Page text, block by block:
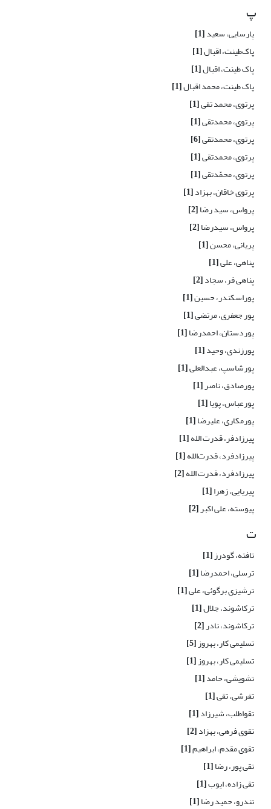
پ
پارسایی، سعید[1]
پاک‌طینت، ‌اقبال[1]
پاک طینت، اقبال[1]
پاک طینت، محمد اقبال[1]
پرتوی، محمد تقی[1]
پرتوی، محمدتقی[1]
پرتوی، محمدتقی[6]
پرتوی، محمدتقی[1]
پرتوی، محمّدتقی[1]
پرتوی خاقان، بهزاد[1]
پرواس، سید رضا[2]
پرواس، سیدرضا[2]
پریانی، محسن[1]
پناهی، علی[1]
پناهی فر، سجاد[2]
پوراسکندر، حسین[1]
پور جعفری، مرتضی[1]
پوردستان، احمدرضا[1]
پورزندی، وحید[1]
پورشاسپ، عبدالعلی[1]
پورصادق، ناصر[1]
پورعباس، پویا[1]
پورمکاری، علیرضا[1]
پیرزادفر، قدرت الله[1]
پیرزادفرد، قدرت‌الله[1]
پیرزادفرد، قدرت الله[2]
پیریایی، زهرا[1]
پیوسته، علی اکبر[2]
ت
تافته، گودرز[1]
ترسلی، احمدرضا[1]
ترشیزی برگوئی، علی[1]
ترکاشوند، جلال[1]
ترکاشوند، نادر[2]
تسلیمی کار، بهروز[5]
تسلیمی کار، بهروز[1]
تشویشی، حامد[1]
تفرشی، تقی[1]
تقواطلب، شیرزاد[1]
تقوی فرهی، بهزاد[2]
تقوی مقدم، ابراهیم[1]
تقی پور، رضا[1]
تقی زاده، ایوب[1]
تندرو، حمید رضا[1]